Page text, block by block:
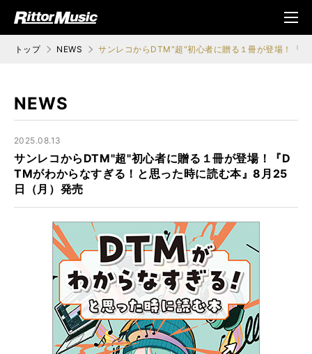
ジック (Rittor Musi
メニ
ュ
トップ NEWS サンレコからDTM"超"初心者に贈る１冊が登場！『
NEWS
2025.08.13
サンレコからDTM"超"初心者に贈る１冊が登場！『D
TMがわからなすぎる！と思った時に読む本』8月25
日（月）発売